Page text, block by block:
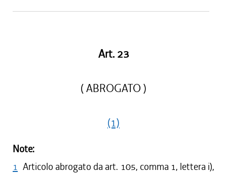
Art. 23
( ABROGATO )
(1)
Note:
1 Articolo abrogato da art. 105, comma 1, lettera i),